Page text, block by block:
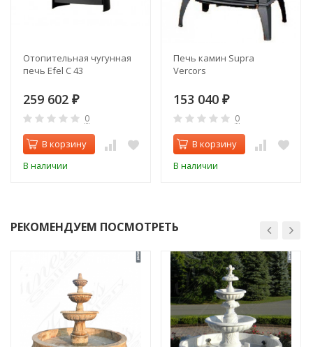
Отопительная чугунная
печь Efel C 43
259 602 ₽
0
В корзину
В наличии
Печь камин Supra
Vercors
153 040 ₽
0
В корзину
В наличии
РЕКОМЕНДУЕМ ПОСМОТРЕТЬ